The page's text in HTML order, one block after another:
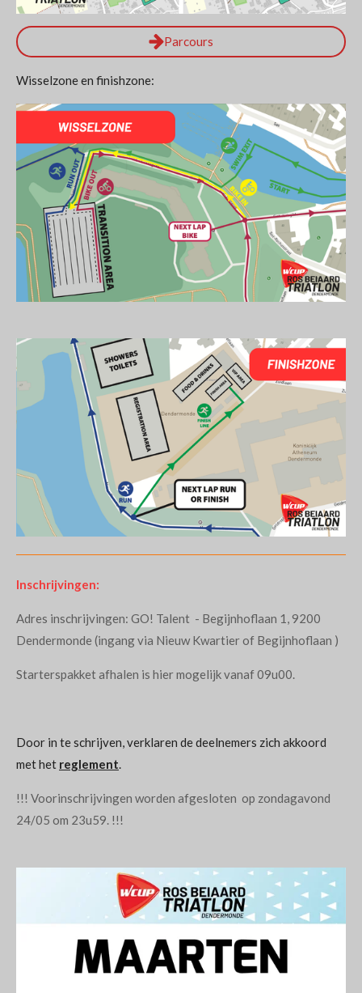
Parcours
Wisselzone en finishzone:
Inschrijvingen:
Adres inschrijvingen: GO! Talent - Begijnhoflaan 1, 9200
Dendermonde (ingang via Nieuw Kwartier of Begijnhoflaan )
Starterspakket afhalen is hier mogelijk vanaf 09u00.
Door in te schrijven, verklaren de deelnemers zich akkoord
met het reglement.
!!! Voorinschrijvingen worden afgesloten op zondagavond
24/05 om 23u59. !!!